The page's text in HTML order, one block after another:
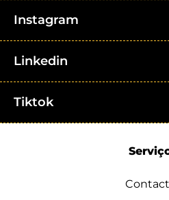
Instagram
Linkedin
Tiktok